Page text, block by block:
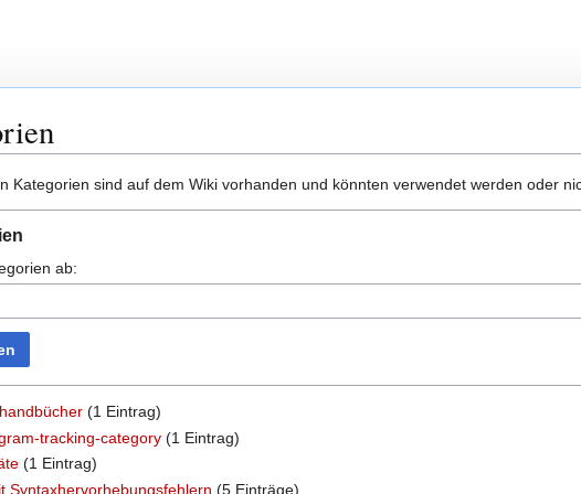
Kategorien sind auf dem Wiki vorhanden und könnten verwendet werden oder
ab:
(1 Eintrag)
tracking-category (1 Eintrag)
(1 Eintrag)
Syntaxhervorhebungsfehlern (5 Einträge)